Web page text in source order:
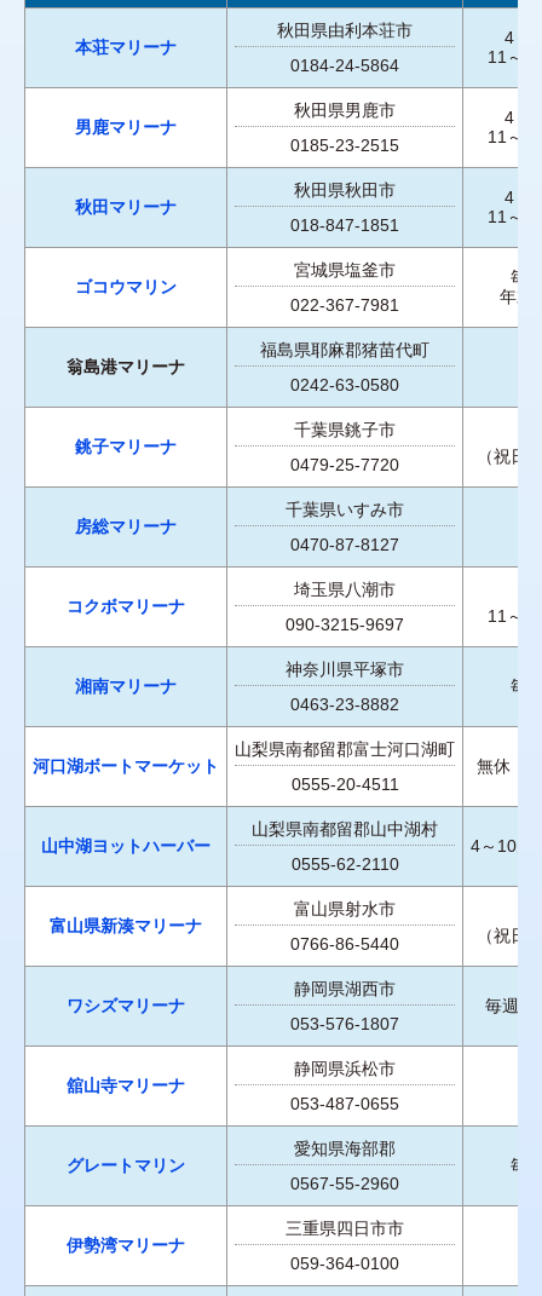
本荘マリーナ
秋田県由利本荘市
0184-24-5864
4～
11～3
男鹿マリーナ
秋田県男鹿市
0185-23-2515
4～
11～3
秋田マリーナ
秋田県秋田市
018-847-1851
4～
11～3
ゴコウマリン
宮城県塩釜市
022-367-7981
毎
年末
翁島港マリーナ
福島県耶麻郡猪苗代町
0242-63-0580
銚子マリーナ
千葉県銚子市
0479-25-7720
（祝日
房総マリーナ
千葉県いすみ市
0470-87-8127
コクボマリーナ
埼玉県八潮市
090-3215-9697
11～2
湘南マリーナ
神奈川県平塚市
0463-23-8882
毎
河口湖ボートマーケット
山梨県南都留郡富士河口湖町
0555-20-4511
無休（
山中湖ヨットハーバー
山梨県南都留郡山中湖村
0555-62-2110
4～10月
富山県新湊マリーナ
富山県射水市
0766-86-5440
（祝日
ワシズマリーナ
静岡県湖西市
053-576-1807
毎週月
舘山寺マリーナ
静岡県浜松市
053-487-0655
グレートマリン
愛知県海部郡
0567-55-2960
毎
伊勢湾マリーナ
三重県四日市市
059-364-0100